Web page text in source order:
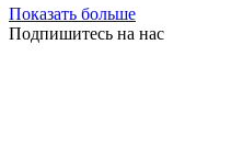
Показать больше
Подпишитесь на нас